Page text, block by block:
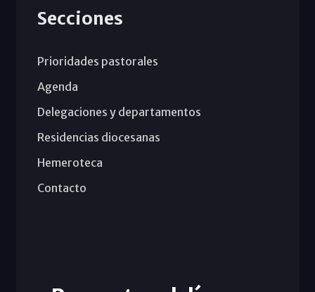
Secciones
Prioridades pastorales
Agenda
Delegaciones y departamentos
Residencias diocesanas
Hemeroteca
Contacto